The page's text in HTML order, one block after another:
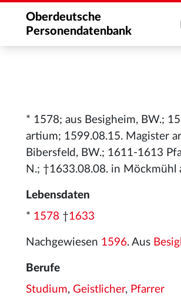
Oberdeutsche
Personendatenbank
* 1578; aus Besigheim, BW.;
artium; 1599.08.15. Magister
Bibersfeld, BW.; 1611-1613
N.; †1633.08.08. in Möckmühl
Lebensdaten
* 1578 †1633
Nachgewiesen 1596. Aus
Berufe
Studium, Geistlicher, Pfarrer